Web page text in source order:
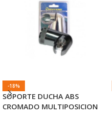
-18%
SOPORTE DUCHA ABS
CROMADO MULTIPOSICION